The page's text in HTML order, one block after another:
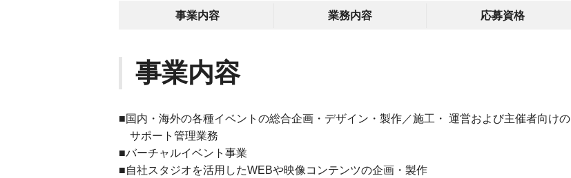
事業内容 業務内容 応募資格
事業内容
■国内・海外の各種イベントの総合企画・デザイン・製作／施工・ 運営および主催者向けの
サポート管理業務
■バーチャルイベント事業
■自社スタジオを活用したWEBや映像コンテンツの企画・製作